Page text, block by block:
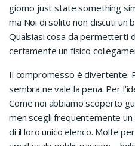
giorno just state something
ma Noi di solito non discuti un
Qualsiasi cosa da permetterti
certamente un fisico
Il compromesso è divertente.
sembra ne vale la pena. Per
Come noi abbiamo scoperto
men scegli frequentemente un
di il loro unico elenco. Molte